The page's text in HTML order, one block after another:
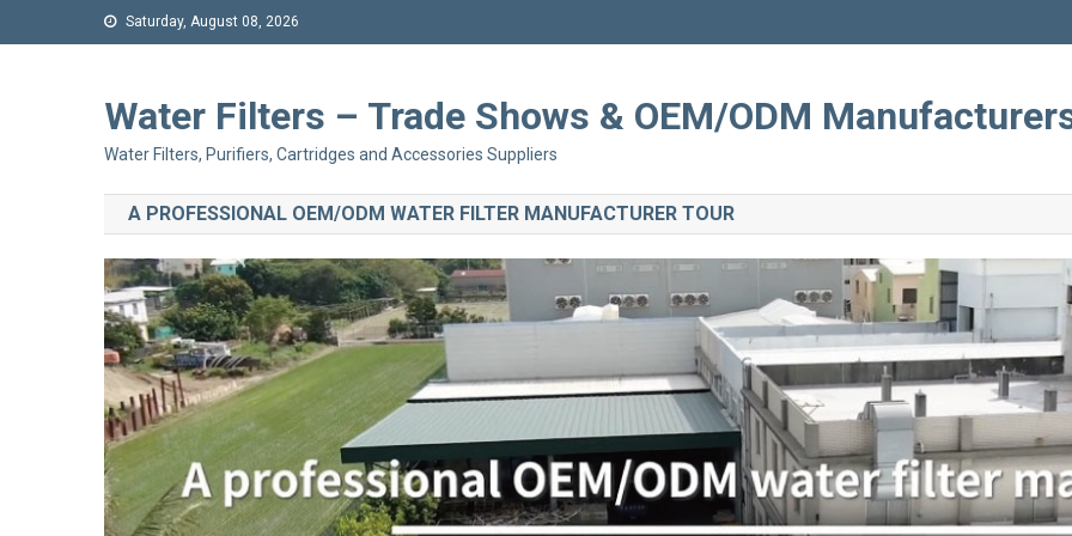
Saturday, August 08, 2026
Water Filters – Trade Shows & OEM/ODM
Water Filters, Purifiers, Cartridges and Accessories Suppliers
A PROFESSIONAL OEM/ODM WATER FILTER MANUFACTURER TOUR